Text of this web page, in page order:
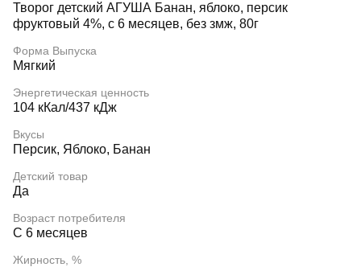
Творог детский АГУША Банан, яблоко, персик
фруктовый 4%, с 6 месяцев, без змж, 80г
Форма Выпуска
Мягкий
Энергетическая ценность
104 кКал/437 кДж
Вкусы
Персик, Яблоко, Банан
Детский товар
Да
Возраст потребителя
С 6 месяцев
Жирность, %